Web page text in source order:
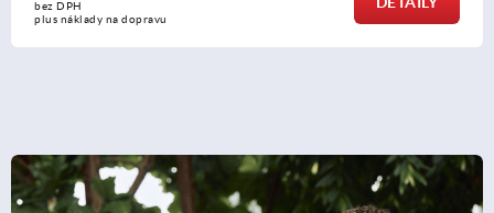
plus náklady na dopravu